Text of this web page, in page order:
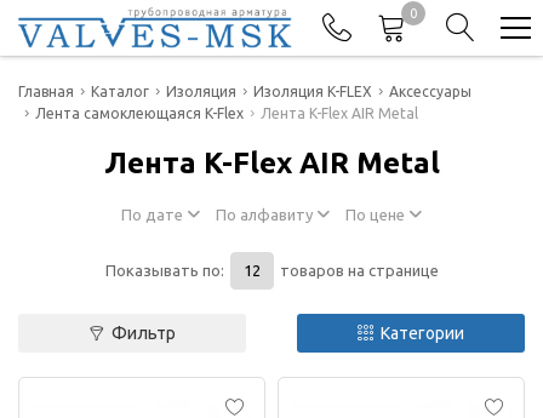
0
Телефоны
Отдел продаж
Главная Каталог Изоляция Изоляция K-FLEX
Аксессуары
Лента самоклеющаяся K-Flex
Лента K-Flex AIR Metal
Лента K-Flex AIR Metal
По дате По алфавиту По цене
Показывать по: товаров на странице
Фильтр Категории